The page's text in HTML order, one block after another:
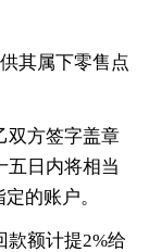
其属下零售点
双方签字盖章
五日内将相当
的账户。
款额计提2%给